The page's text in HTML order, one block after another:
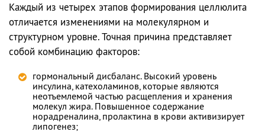
Каждый из четырех этапов формирования целлюлита
отличается изменениями на молекулярном и
структурном уровне. Точная причина представляет
собой комбинацию факторов:
гормональный дисбаланс. Высокий уровень
инсулина, катехоламинов, которые являются
неотъемлемой частью расщепления и хранения
молекул жира. Повышенное содержание
норадреналина, пролактина в крови активизирует
липогенез;